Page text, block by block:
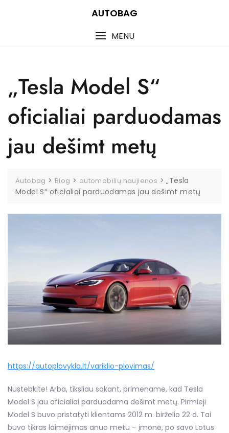
AUTOBAG
MENU
„Tesla Model S“
oficialiai parduodamas
jau dešimt metų
Autobag > Blog > automobilių naujienos >„Tesla
Model S“ oficialiai parduodamas jau dešimt metų
https://autoplovykla.lt/variklio-plovimas/
Nustebkite! Arba, tiksliau sakant, primename, kad Tesla
Model S jau oficialiai parduodama dešimt metų. Pirmieji
Model S buvo pristatyti klientams 2012 m. birželio 22 d. Tai
buvo tikras laimėjimas anuo metu – įmonė, po savo Lotus